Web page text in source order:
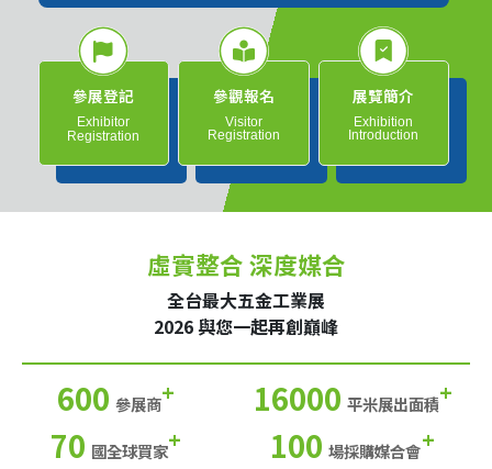
參展登記
Exhibitor
Registration
參觀報名
Visitor
Registration
展覽簡介
Exhibition
Introduction
虛實整合 深度媒合
全台最大五金工業展
2026 與您一起再創巔峰
600 參展商+ 16000 平米展出面積+
70 國全球買家+ 100 場採購媒合會+